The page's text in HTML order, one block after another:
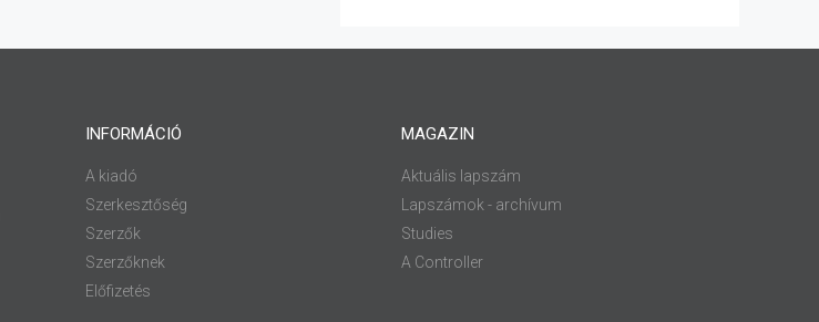
INFORMÁCIÓ
A kiadó
Szerkesztőség
Szerzők
Szerzőknek
Előfizetés
MAGAZIN
Aktuális lapszám
Lapszámok - archívum
Studies
A Controller